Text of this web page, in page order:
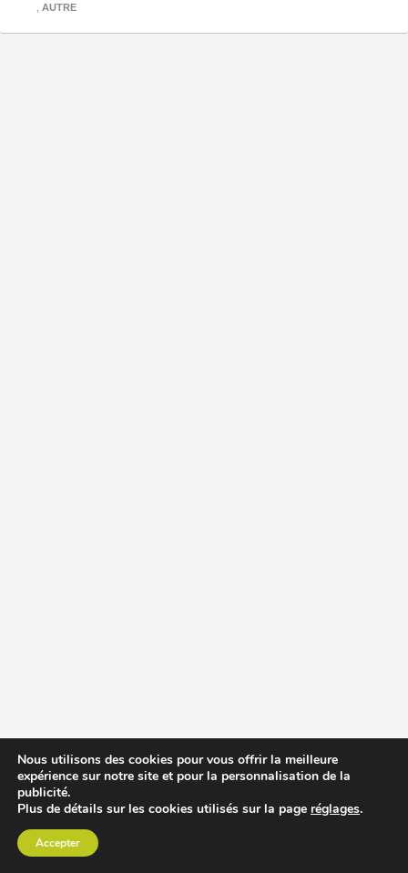
, AUTRE
Nous utilisons des cookies pour vous offrir la meilleure
expérience sur notre site et pour la personnalisation de la
publicité.
Plus de détails sur les cookies utilisés sur la page réglages.
Accepter